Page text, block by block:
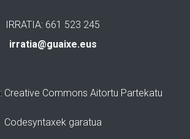
IRRATIA: 661 523 245
irratia@guaixe.eus
: Creative Commons Aitortu Partekatu
Codesyntaxek garatua